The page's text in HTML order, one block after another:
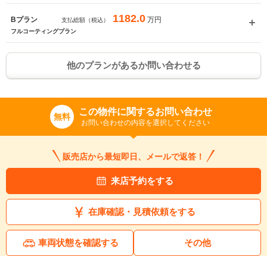
Bプラン 支払総額（税込） 1182.0 万円
フルコーティングプラン
他のプランがあるか問い合わせる
無料 この物件に関するお問い合わせ
お問い合わせの内容を選択してください
販売店から最短即日、メールで返答！
来店予約をする
在庫確認・見積依頼をする
車両状態を確認する その他